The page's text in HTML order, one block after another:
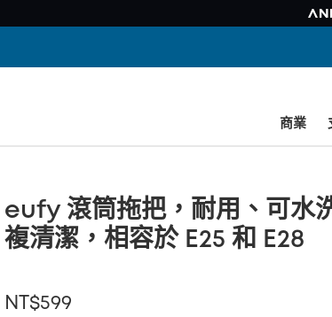
商業
eufy 滾筒拖把，耐用、可水
複清潔，相容於 E25 和 E28
NT$599